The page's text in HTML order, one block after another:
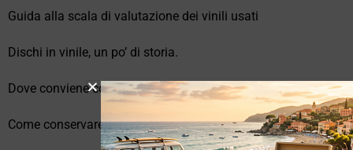
Guida alla scala di valutazione dei vinili usati
Dischi in vinile, un po’ di storia.
Dove conviene comprare vinili online?
Come conservare correttamente i vinili usati